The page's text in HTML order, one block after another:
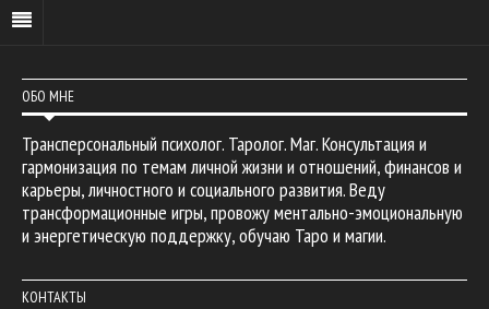
ОБО МНЕ
Трансперсональный психолог. Таролог. Маг. Консультация и
гармонизация по темам личной жизни и отношений, финансов и
карьеры, личностного и социального развития. Веду
трансформационные игры, провожу ментально-эмоциональную
и энергетическую поддержку, обучаю Таро и магии.
КОНТАКТЫ